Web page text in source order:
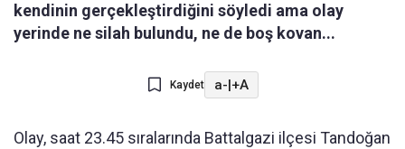
kendinin gerçekleştirdiğini söyledi ama olay
yerinde ne silah bulundu, ne de boş kovan...
Kaydet a-|+A
Olay, saat 23.45 sıralarında Battalgazi ilçesi Tandoğan